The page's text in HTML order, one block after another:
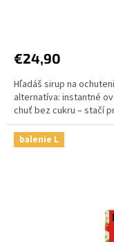
€24,90
Hľadáš sirup na
alternatíva: instantné
chuť bez cukru – stačí
balenie L